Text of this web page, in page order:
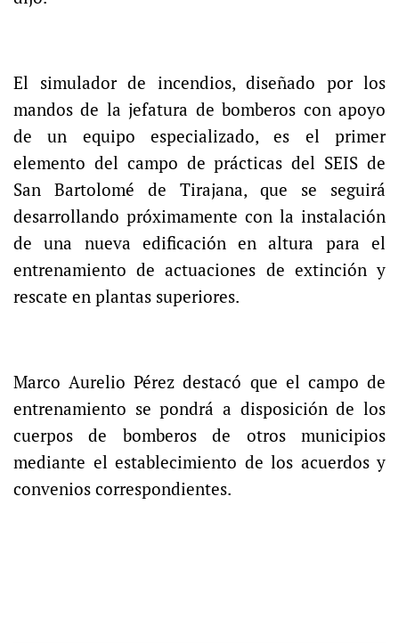
El simulador de incendios, diseñado por los
mandos de la jefatura de bomberos con apoyo
de un equipo especializado, es el primer
elemento del campo de prácticas del SEIS de
San Bartolomé de Tirajana, que se seguirá
desarrollando próximamente con la instalación
de una nueva edificación en altura para el
entrenamiento de actuaciones de extinción y
rescate en plantas superiores.
Marco Aurelio Pérez destacó que el campo de
entrenamiento se pondrá a disposición de los
cuerpos de bomberos de otros municipios
mediante el establecimiento de los acuerdos y
convenios correspondientes.